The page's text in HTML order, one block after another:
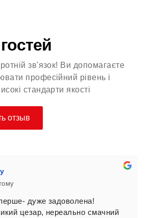
зв'язок! Ви допомагаєте
професійний рівень і
стандарти якості
отзыв
дуже задоволена!
цезар, нереально смачний